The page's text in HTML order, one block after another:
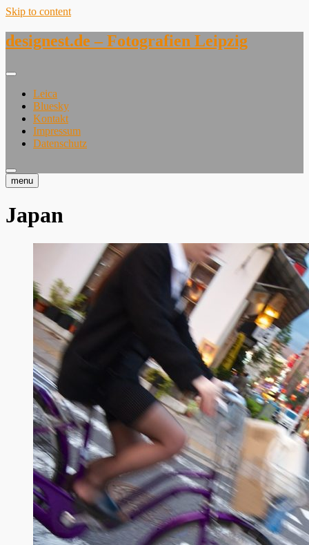
Skip to content
designest.de – Fotografien Leipzig
Leica
Bluesky
Kontakt
Impressum
Datenschutz
menu
Japan